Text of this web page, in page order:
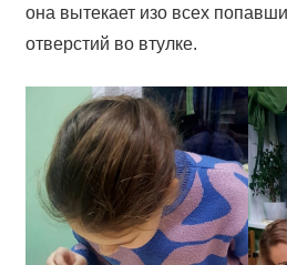
она вытекает изо всех
отверстий во втулке.